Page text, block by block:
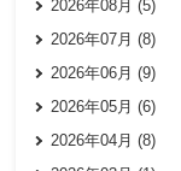
2026年08月 (5)
2026年07月 (8)
2026年06月 (9)
2026年05月 (6)
2026年04月 (8)